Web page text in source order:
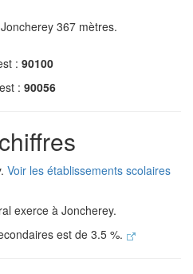
367 mètres.
: 90100
: 90056
Voir les établissements scolaires
exerce à Joncherey.
est de 3.5 %.